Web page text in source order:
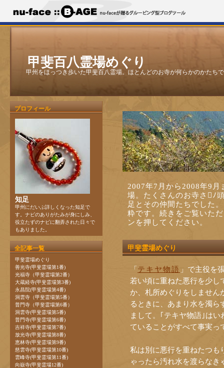
甲斐百八霊場めぐり
甲州をほっつき歩いた甲斐百八霊場。ほとんどのお寺が何らかのかたち
2007年7月から2008年9
場。たくさんのお寺さﾉ
足とその仲間たちでした
粋です。続きをご覧いた
ンを押してください。
甲斐霊場めぐり
「テキヤ物語 」で主役を
若い頃に重ねた悪行を少し
か、札所めぐりをしません
るときに、あまり水を濁
まして。｢テキヤ物語｣は
ていることがすべて事実っ
私は別に悪行を重ねたつも
ゃったら汚れ水を渡らな
プロフィール
知足
甲州にだいぶ詳しくなった知足で
す。ナビのありがたみが身にしみ、
役立たずのナビに翻弄された日々で
もありました。
全記事一覧
甲斐霊場めぐり
善光寺(甲斐霊場第1番)
光福寺（甲斐霊場第2番）
大蔵経寺(甲斐霊場第3番)
永昌院(甲斐霊場第4番)
洞雲寺（甲斐霊場第5番）
普門寺（甲斐霊場第6番）
洞雲寺(甲斐霊場第5番)
普門寺(甲斐霊場第6番)
吉祥寺(甲斐霊場第7番)
放光寺(甲斐霊場第8番)
恵林寺(甲斐霊場第9番)
慈雲寺(甲斐霊場第10番)
雲峰寺(甲斐霊場第11番)
向嶽寺(甲斐霊場12番)